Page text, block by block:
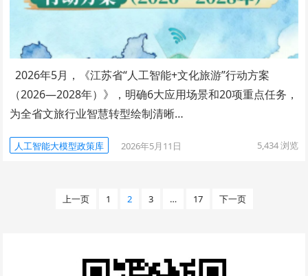
2026年5月，《江苏省“人工智能+文化旅游”行动方案
（2026—2028年）》，明确6大应用场景和20项重点任务，
为全省文旅行业智慧转型绘制清晰…
人工智能大模型政策库 2026年5月11日 5,434浏览
上一页 1 2 3 … 17 下一页